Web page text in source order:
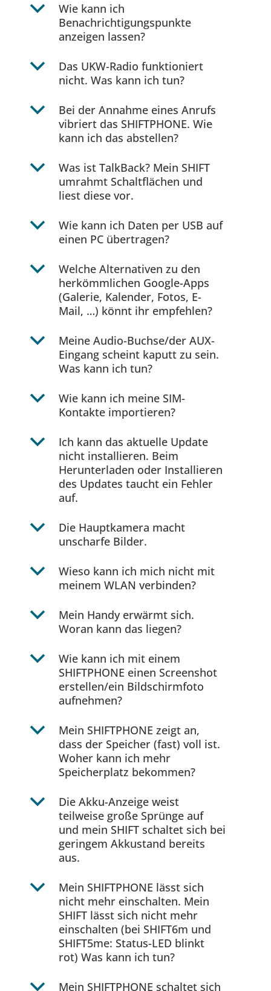
b
Wie kann ich
Benachrichtigungspunkte
anzeigen lassen?
b
Das UKW-Radio funktioniert
nicht. Was kann ich tun?
b
Bei der Annahme eines Anrufs
vibriert das SHIFTPHONE. Wie
kann ich das abstellen?
b
Was ist TalkBack? Mein SHIFT
umrahmt Schaltflächen und
liest diese vor.
b
Wie kann ich Daten per USB auf
einen PC übertragen?
b
Welche Alternativen zu den
herkömmlichen Google-Apps
(Galerie, Kalender, Fotos, E-
Mail, …) könnt ihr empfehlen?
b
Meine Audio-Buchse/der AUX-
Eingang scheint kaputt zu sein.
Was kann ich tun?
b
Wie kann ich meine SIM-
Kontakte importieren?
b
Ich kann das aktuelle Update
nicht installieren. Beim
Herunterladen oder Installieren
des Updates taucht ein Fehler
auf.
b
Die Hauptkamera macht
unscharfe Bilder.
b
Wieso kann ich mich nicht mit
meinem WLAN verbinden?
b
Mein Handy erwärmt sich.
Woran kann das liegen?
b
Wie kann ich mit einem
SHIFTPHONE einen Screenshot
erstellen/ein Bildschirmfoto
aufnehmen?
b
Mein SHIFTPHONE zeigt an,
dass der Speicher (fast) voll ist.
Woher kann ich mehr
Speicherplatz bekommen?
b
Die Akku-Anzeige weist
teilweise große Sprünge auf
und mein SHIFT schaltet sich bei
geringem Akkustand bereits
aus.
b
Mein SHIFTPHONE lässt sich
nicht mehr einschalten. Mein
SHIFT lässt sich nicht mehr
einschalten (bei SHIFT6m und
SHIFT5me: Status-LED blinkt
rot) Was kann ich tun?
b Mein SHIFTPHONE schaltet sich